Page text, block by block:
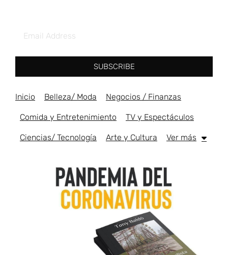
SUBSCRIBE
Inicio Belleza/ Moda Negocios / Finanzas
Comida y Entretenimiento TV y Espectáculos
Ciencias/ Tecnología Arte y Cultura Ver más